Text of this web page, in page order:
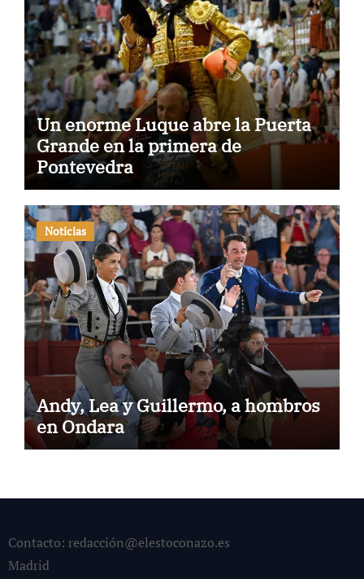
Un enorme Luque abre la Puerta
Grande en la primera de
Pontevedra
Noticias
Andy, Lea y Guillermo, a hombros
en Ondara
Contacto: redacción@elestoconazo.es
Madrid